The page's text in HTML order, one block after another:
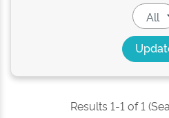
Results 1-1 of 1